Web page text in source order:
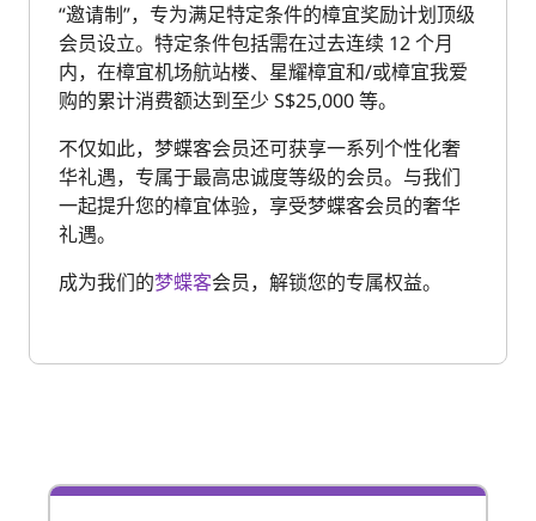
“邀请制”，专为满足特定条件的樟宜奖励计划顶级
会员设立。特定条件包括需在过去连续 12 个月
内，在樟宜机场航站楼、星耀樟宜和/或樟宜我爱
购的累计消费额达到至少 S$25,000 等。
不仅如此，梦蝶客会员还可获享一系列个性化奢
华礼遇，专属于最高忠诚度等级的会员。与我们
一起提升您的樟宜体验，享受梦蝶客会员的奢华
礼遇。
成为我们的梦蝶客会员，解锁您的专属权益。​